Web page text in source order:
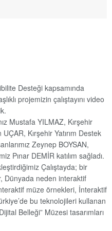
Desteği kapsamında
projemizin çalıştayını video
Mustafa YILMAZ, Kırşehir
Kırşehir Yatırım Destek
Zeynep BOYSAN,
Pınar DEMİR katılım sağladı.
Çalıştayda; bir
Dünyada neden interaktif
müze örnekleri, İnteraktif
bu teknolojileri kullanan
Belleği” Müzesi tasarımları